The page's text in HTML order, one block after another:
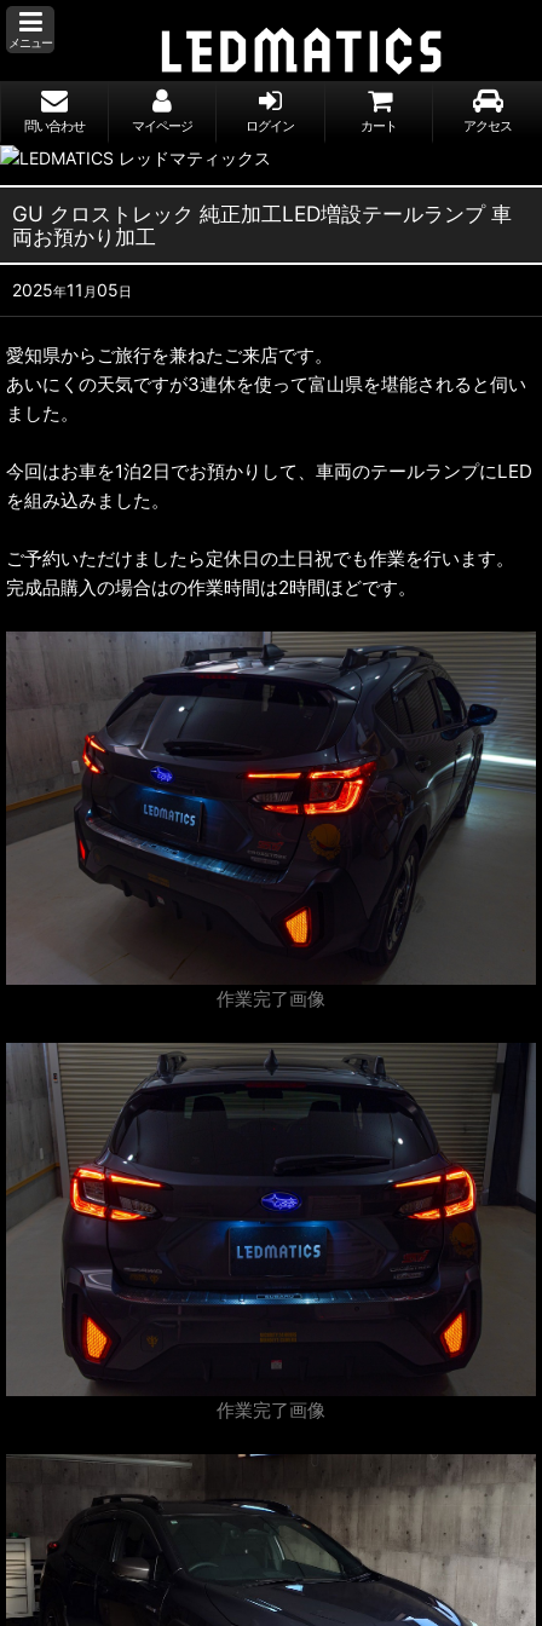
メニュー
問い合わせ マイページ ログイン カート アクセス
GU クロストレック 純正加工LED増設テールランプ 車
両お預かり加工
2025年11 月05日
愛知県からご旅行を兼ねたご来店です。
あいにくの天気ですが3連休を使って富山県を堪能されると伺い
ました。
今回はお車を1泊2日でお預かりして、車両のテールランプにLED
を組み込みました。
ご予約いただけましたら定休日の土日祝でも作業を行います。
完成品購入の場合はの作業時間は2時間ほどです。
作業完了画像
作業完了画像